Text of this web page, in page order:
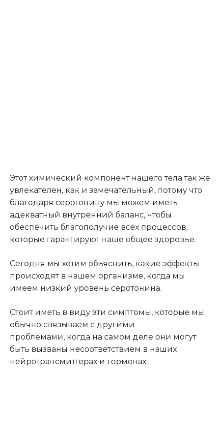
Этот химический компонент нашего тела так же
увлекателен, как и замечательный, потому что
благодаря серотонину мы можем иметь
адекватный внутренний баланс, чтобы
обеспечить благополучие всех процессов,
которые гарантируют наше общее здоровье.
Сегодня мы хотим объяснить, какие эффекты
происходят в нашем организме, когда мы
имеем низкий уровень серотонина.
Стоит иметь в виду эти симптомы, которые мы
обычно связываем с другими
проблемами, когда на самом деле они могут
быть вызваны несоответствием в наших
нейротрансмиттерах и гормонах.